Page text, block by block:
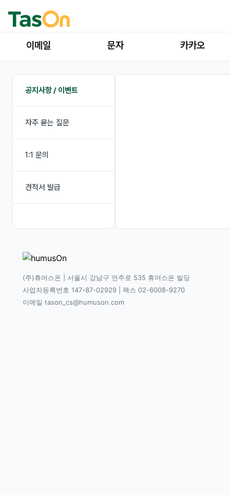
이메일 문자 카카오
공지사항 / 이벤트
자주 묻는 질문
1:1 문의
견적서 발급
(주)휴머스온 | 서울시 강남구 언주로 535 휴머스온 빌딩
사업자등록번호 147-87-02929 | 팩스 02-6008-9270
이메일 tason_cs@humuson.com